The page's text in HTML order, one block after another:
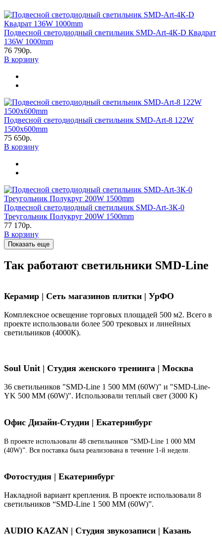
Подвесной светодиодный светильник SMD-Art-4К-D Квадрат
136W 1000mm
76 790р.
В корзину
Подвесной светодиодный светильник SMD-Art-8 122W
1500x600mm
75 650р.
В корзину
Подвесной светодиодный светильник SMD-Art-3К-0
Треугольник Полукруг 200W 1500mm
77 170р.
В корзину
Показать еще
Так работают светильники SMD-Line
Керамир | Сеть магазинов плитки | УрФО
Комплексное освещение торговых площадей 500 м2. Всего в
проекте использовали более 500 трековых и линейных
светильников (4000К).
Soul Unit | Студия женского тренинга | Москва
36 светильников "SMD-Line 1 500 ММ (60W)" и "SMD-Line-
YK 500 ММ (60W)". Использовали теплый свет (3000 К)
Офис Дизайн-Студии | Екатеринбург
В проекте использовали 48 светильников “SMD-Line 1 000 ММ
(40W)”. Вся поставка была реализована в течение 1-й недели.
Фотостудия | Екатеринбург
Накладной вариант крепления. В проекте использовали 8
светильников “SMD-Line 1 500 ММ (60W)”.
AUDIO KAZAN | Студия звукозаписи | Казань